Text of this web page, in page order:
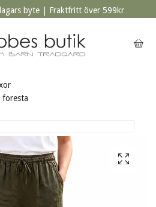
byte | Fraktfritt över 599kr
foresta